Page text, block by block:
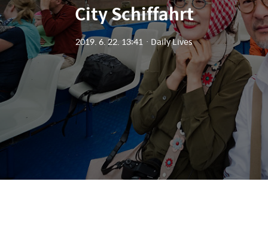
City Schiffahrt
2019. 6. 22. 13:41 ㆍ Daily Lives